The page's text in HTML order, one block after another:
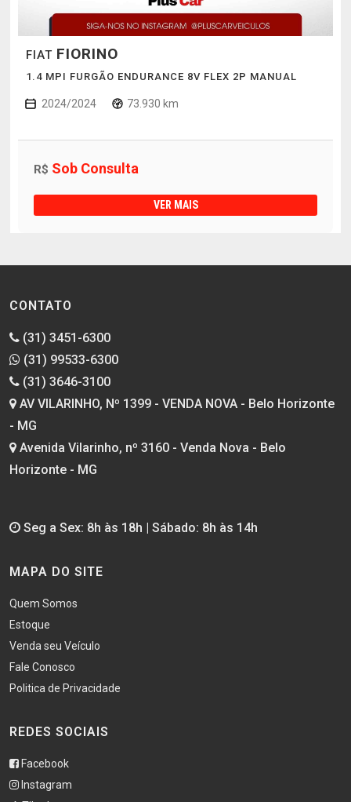
FIAT FIORINO
1.4 MPI FURGÃO ENDURANCE 8V FLEX 2P MANUAL
2024/2024 73.930 km
R$ Sob Consulta
VER MAIS
CONTATO
(31) 3451-6300
(31) 99533-6300
(31) 3646-3100
AV VILARINHO, Nº 1399 - VENDA NOVA - Belo Horizonte
- MG
Avenida Vilarinho, nº 3160 - Venda Nova - Belo
Horizonte - MG
Seg a Sex: 8h às 18h | Sábado: 8h às 14h
MAPA DO SITE
Quem Somos
Estoque
Venda seu Veículo
Fale Conosco
Politica de Privacidade
REDES SOCIAIS
Facebook
Instagram